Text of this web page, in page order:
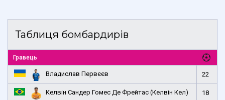
Таблиця бомбардирів
Гравець
Владислав Первєєв 22
Келвін Сандер Гомес Де Фрейтас (Келвін Кел) 18